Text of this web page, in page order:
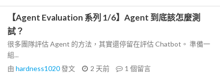
【Agent Evaluation 系列 1/6】Agent 到底該怎麼測
試？
很多團隊評估 Agent 的方法，其實還停留在評估 Chatbot。 準備一
組...
由 hardness1020發文 2 天前 1 個留言